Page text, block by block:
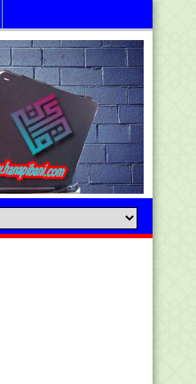
07 Agustus 2026